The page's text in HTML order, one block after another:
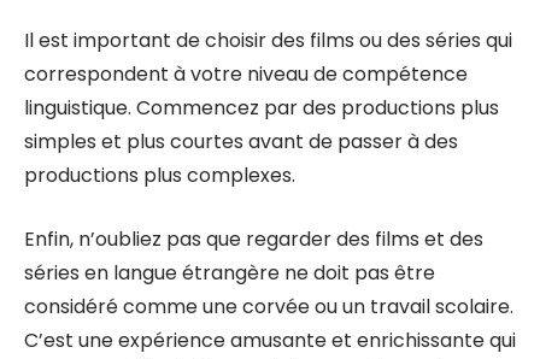
Il est important de choisir des films ou des séries qui
correspondent à votre niveau de compétence
linguistique. Commencez par des productions plus
simples et plus courtes avant de passer à des
productions plus complexes.
Enfin, n’oubliez pas que regarder des films et des
séries en langue étrangère ne doit pas être
considéré comme une corvée ou un travail scolaire.
C’est une expérience amusante et enrichissante qui